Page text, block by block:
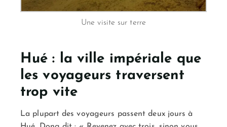
Une visite sur terre
Hué : la ville impériale que
les voyageurs traversent
trop vite
La plupart des voyageurs passent deux jours à